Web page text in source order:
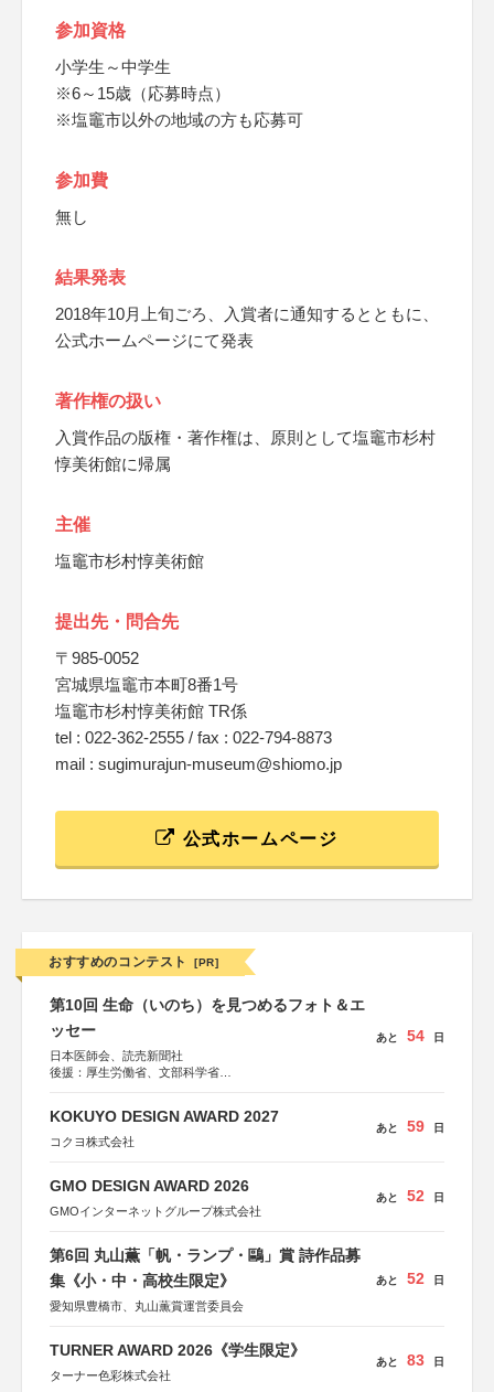
参加資格
小学生～中学生
※6～15歳（応募時点）
※塩竈市以外の地域の方も応募可
参加費
無し
結果発表
2018年10月上旬ごろ、入賞者に通知するとともに、
公式ホームページにて発表
著作権の扱い
入賞作品の版権・著作権は、原則として塩竈市杉村
惇美術館に帰属
主催
塩竈市杉村惇美術館
提出先・問合先
〒985-0052
宮城県塩竈市本町8番1号
塩竈市杉村惇美術館 TR係
tel : 022-362-2555 / fax : 022-794-8873
mail : sugimurajun-museum@shiomo.jp
公式ホームページ
おすすめのコンテスト [PR]
第10回 生命（いのち）を見つめるフォト＆エ
ッセー
日本医師会、読売新聞社
後援：厚生労働省、文部科学省
あと 54 日
KOKUYO DESIGN AWARD 2027
コクヨ株式会社
あと 59 日
GMO DESIGN AWARD 2026
GMOインターネットグループ株式会社
あと 52 日
第6回 丸山薫「帆・ランプ・鷗」賞 詩作品募
集《小・中・高校生限定》
愛知県豊橋市、丸山薫賞運営委員会
あと 52 日
TURNER AWARD 2026《学生限定》
ターナー色彩株式会社
あと 83 日